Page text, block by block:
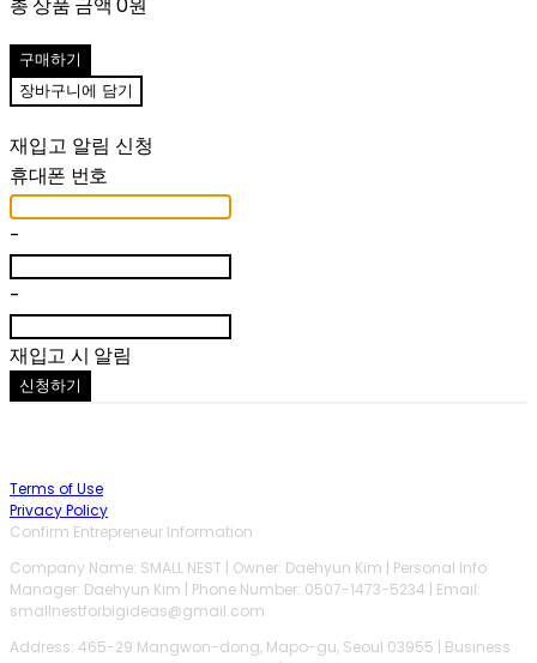
구매하기
장바구니에 담기
재입고 알림 신청
휴대폰 번호
-
-
재입고 시 알림
신청하기
Terms of Use
Privacy Policy
Confirm Entrepreneur Information
Company Name: SMALL NEST | Owner: Daehyun Kim | Personal Info
Manager: Daehyun Kim | Phone Number: 0507-1473-5234 | Email:
smallnestforbigideas@gmail.com
Address: 465-29 Mangwon-dong, Mapo-gu, Seoul 03955 | Business